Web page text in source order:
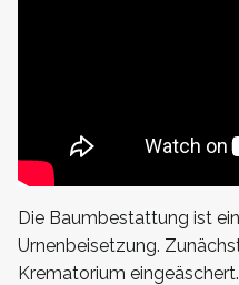
Die Baumbestattung ist
Urnenbeisetzung.
Krematorium